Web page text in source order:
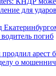
для
погиб
продлил арест
о